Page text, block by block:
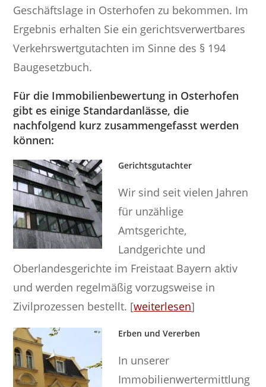
Geschäftslage in Osterhofen zu bekommen. Im
Ergebnis erhalten Sie ein gerichtsverwertbares
Verkehrswertgutachten im Sinne des § 194
Baugesetzbuch.
Für die Immobilienbewertung in Osterhofen
gibt es einige Standardanlässe, die
nachfolgend kurz zusammengefasst werden
können:
Gerichtsgutachter
Wir sind seit vielen Jahren
für unzählige
Amtsgerichte,
Landgerichte und
Oberlandesgerichte im Freistaat Bayern aktiv
und werden regelmäßig vorzugsweise in
Zivilprozessen bestellt. [weiterlesen]
Erben und Vererben
In unserer
Immobilienwertermittlung